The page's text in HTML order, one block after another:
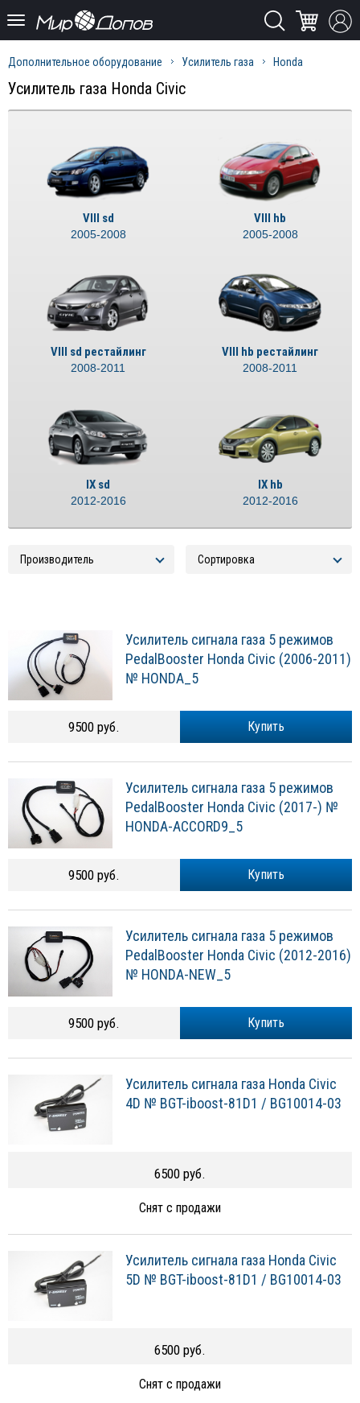
Дополнительное оборудование Усилитель газа Honda
Усилитель газа Honda Civic
VIII sd
2005-2008
VIII hb
2005-2008
VIII sd рестайлинг
2008-2011
VIII hb рестайлинг
2008-2011
IX sd
2012-2016
IX hb
2012-2016
Усилитель сигнала газа 5 режимов
PedalBooster Honda Civic (2006-2011)
№ HONDA_5
Купить
9500 руб.
Усилитель сигнала газа 5 режимов
PedalBooster Honda Civic (2017-) №
HONDA-ACCORD9_5
Купить
9500 руб.
Усилитель сигнала газа 5 режимов
PedalBooster Honda Civic (2012-2016)
№ HONDA-NEW_5
Купить
9500 руб.
Усилитель сигнала газа Honda Civic
4D № BGT-iboost-81D1 / BG10014-03
6500 руб.
Снят с продажи
Усилитель сигнала газа Honda Civic
5D № BGT-iboost-81D1 / BG10014-03
6500 руб.
Снят с продажи